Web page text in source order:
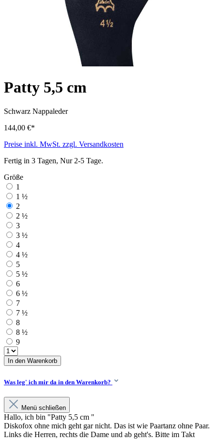
Patty 5,5 cm
Schwarz Nappaleder
144,00 €*
Preise inkl. MwSt. zzgl. Versandkosten
Fertig in 3 Tagen, Nur 2-5 Tage.
Größe
1
1 ½
2
2 ½
3
3 ½
4
4 ½
5
5 ½
6
6 ½
7
7 ½
8
8 ½
9
In den Warenkorb
Was leg' ich mir da in den Warenkorb?
Menü schließen
Hallo, ich bin "Patty 5,5 cm "
Diskofox ohne mich geht gar nicht. Das ist wie Paartanz ohne Paar.
Links die Herren, rechts die Dame und ab geht's. Bitte im Takt